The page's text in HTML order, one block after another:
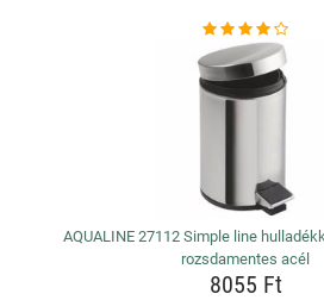
AQUALINE 27112 Simple line
rozsdamentes acél
8055 Ft